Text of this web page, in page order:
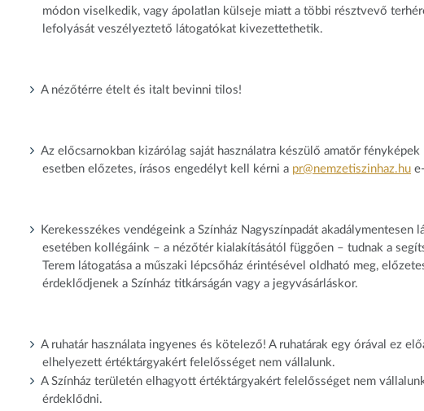
módon viselkedik, vagy ápolatlan külseje miatt a többi résztvevő
lefolyását veszélyeztető látogatókat kivezettethetik.
A nézőtérre ételt és italt bevinni tilos!
Az előcsarnokban kizárólag saját használatra készülő amatőr
esetben előzetes, írásos engedélyt kell kérni a pr@nemzetiszinhaz.hu
Kerekesszékes vendégeink a Színház Nagyszínpadát
esetében kollégáink – a nézőtér kialakításától függően – tudnak a
Terem látogatása a műszaki lépcsőház érintésével oldható meg,
érdeklődjenek a Színház titkárságán vagy a jegyvásárláskor.
A ruhatár használata ingyenes és kötelező! A ruhatárak egy órával ez
elhelyezett értéktárgyakért felelősséget nem vállalunk.
A Színház területén elhagyott értéktárgyakért felelősséget nem
érdeklődni.